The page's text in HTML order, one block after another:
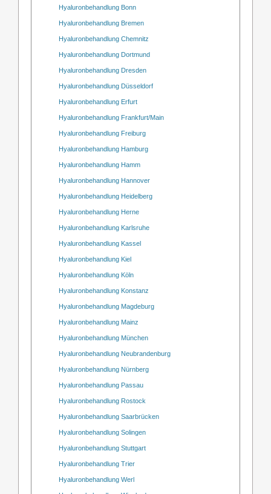
Hyaluronbehandlung Bonn
Hyaluronbehandlung Bremen
Hyaluronbehandlung Chemnitz
Hyaluronbehandlung Dortmund
Hyaluronbehandlung Dresden
Hyaluronbehandlung Düsseldorf
Hyaluronbehandlung Erfurt
Hyaluronbehandlung Frankfurt/Main
Hyaluronbehandlung Freiburg
Hyaluronbehandlung Hamburg
Hyaluronbehandlung Hamm
Hyaluronbehandlung Hannover
Hyaluronbehandlung Heidelberg
Hyaluronbehandlung Herne
Hyaluronbehandlung Karlsruhe
Hyaluronbehandlung Kassel
Hyaluronbehandlung Kiel
Hyaluronbehandlung Köln
Hyaluronbehandlung Konstanz
Hyaluronbehandlung Magdeburg
Hyaluronbehandlung Mainz
Hyaluronbehandlung München
Hyaluronbehandlung Neubrandenburg
Hyaluronbehandlung Nürnberg
Hyaluronbehandlung Passau
Hyaluronbehandlung Rostock
Hyaluronbehandlung Saarbrücken
Hyaluronbehandlung Solingen
Hyaluronbehandlung Stuttgart
Hyaluronbehandlung Trier
Hyaluronbehandlung Werl